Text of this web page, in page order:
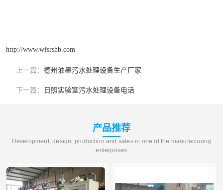
http://www.wfsrshb.com
上一篇： 德州油墨污水处理设备生产厂家
下一篇： 日照实验室污水处理设备电话
产品推荐
Development, design, production and sales in one of the manufacturing
enterprises